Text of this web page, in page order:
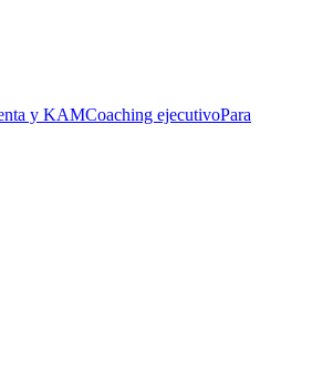
y KAMCoaching ejecutivoPara